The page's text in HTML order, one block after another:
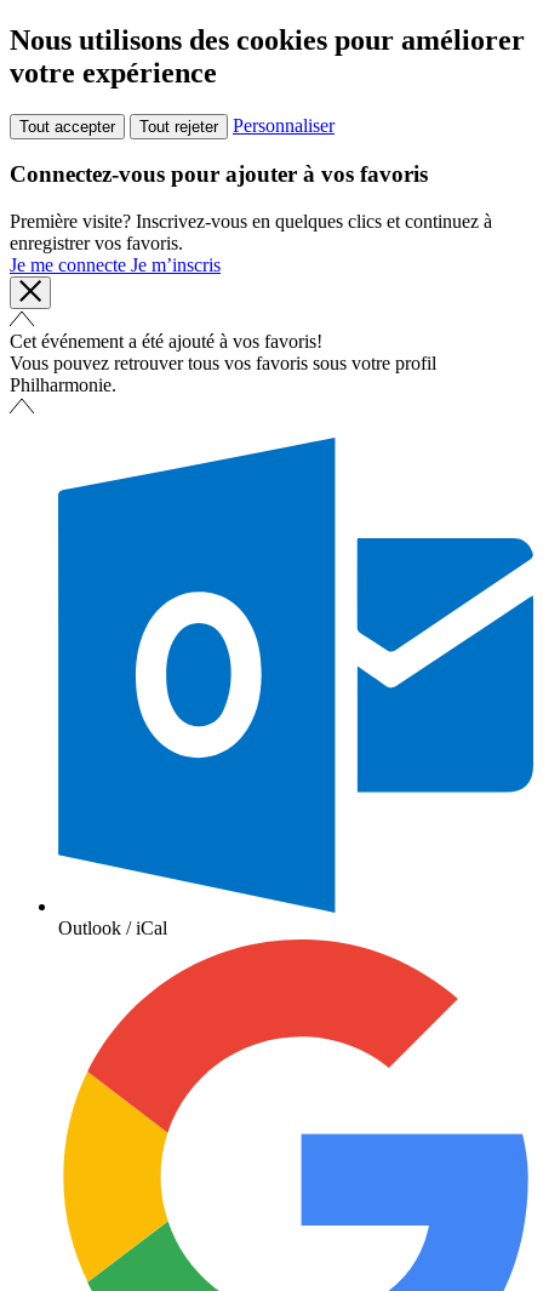
Nous utilisons des cookies pour améliorer
votre expérience
Tout accepter Tout rejeter Personnaliser
Connectez-vous pour ajouter à vos favoris
Première visite? Inscrivez-vous en quelques clics et continuez à
enregistrer vos favoris.
Je me connecte Je m’inscris
Cet événement a été ajouté à vos favoris!
Vous pouvez retrouver tous vos favoris sous votre profil
Philharmonie.
Outlook / iCal